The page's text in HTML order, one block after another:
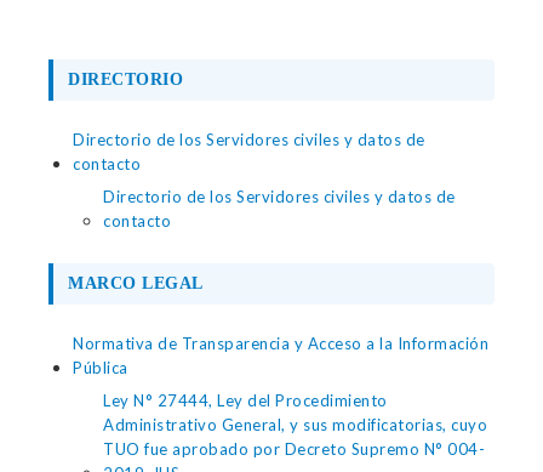
DIRECTORIO
Directorio de los Servidores civiles y datos de
contacto
Directorio de los Servidores civiles y datos de
contacto
MARCO LEGAL
Normativa de Transparencia y Acceso a la Información
Pública
Ley N° 27444, Ley del Procedimiento
Administrativo General, y sus modificatorias, cuyo
TUO fue aprobado por Decreto Supremo N° 004-